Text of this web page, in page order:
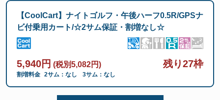
【CoolCart】ナイトゴルフ・午後ハーフ0.5R/GPSナ
ビ付乗用カート/☆2サム保証・割増なし☆
5,940円 (税別5,082円) 残り27枠
割増料金 2サム：なし 3サム：なし